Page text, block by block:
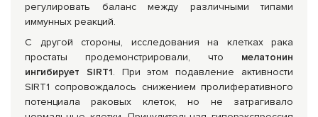
регулировать баланс между различными типами
иммунных реакций.
С другой стороны, исследования на клетках рака
простаты продемонстрировали, что мелатонин
ингибирует SIRT1. При этом подавление активности
SIRT1 сопровождалось снижением пролиферативного
потенциала раковых клеток, но не затрагивало